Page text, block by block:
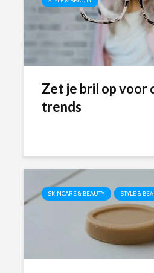
Zet je bril op voor
trends
SKINCARE & BEAUTY STYLE &